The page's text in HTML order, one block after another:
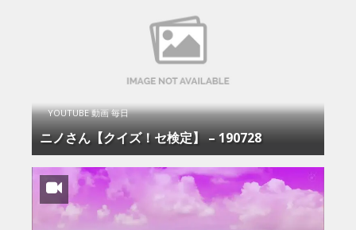
YOUTUBE 動画 毎日
ニノさん【クイズ！セ検定】 – 190728